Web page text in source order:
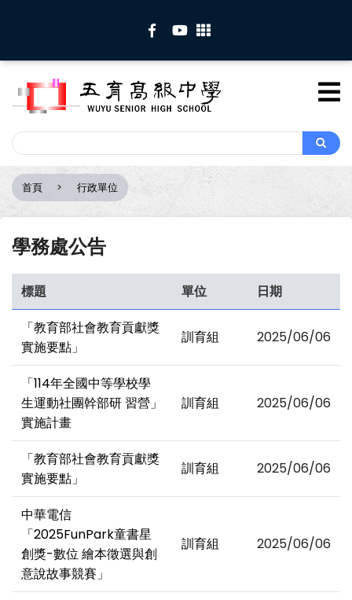
內
Search
Search
導
航
結
首頁 行政單位
學務處公告
標題 單位
日期
「教育部社會教育貢獻獎
實施要點」
訓育組 2025/06/06
「114年全國中等學校學
生運動社團幹部研 習營」
實施計畫
訓育組 2025/06/06
「教育部社會教育貢獻獎
實施要點」
訓育組 2025/06/06
中華電信
「2025FunPark童書星
創獎-數位 繪本徵選與創
意說故事競賽」
訓育組 2025/06/06